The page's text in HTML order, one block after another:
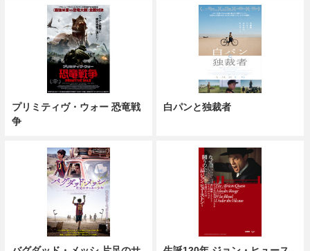
プリミティヴ・ウォー 恐竜戦
争
白パンと独裁者